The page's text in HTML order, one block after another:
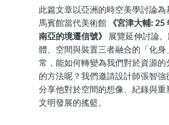
此篇文章以亞洲的時空美學討論
馬賓館當代美術館
《宮津大輔:
南亞的境遷信號》
展覽延伸討論
體、空間與裝置三者融合的「化身
常，能如何轉變為我們對於資源
的方法呢？我們邀請設計師張智
分享他對於空間的想像、紀錄與
文明發展的搖籃。